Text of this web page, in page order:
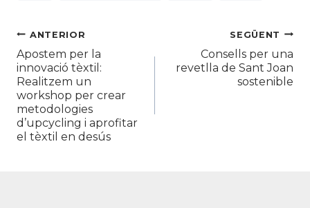
Navegació
d'entrades
ANTERIOR
Apostem per la
innovació tèxtil:
Realitzem un
workshop per crear
metodologies
d’upcycling i aprofitar
el tèxtil en desús
SEGÜENT
Consells per una
revetlla de Sant Joan
sostenible